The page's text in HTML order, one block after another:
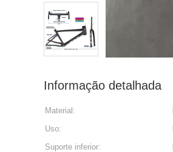
Informação detalhada
Material:
Uso:
Suporte inferior: